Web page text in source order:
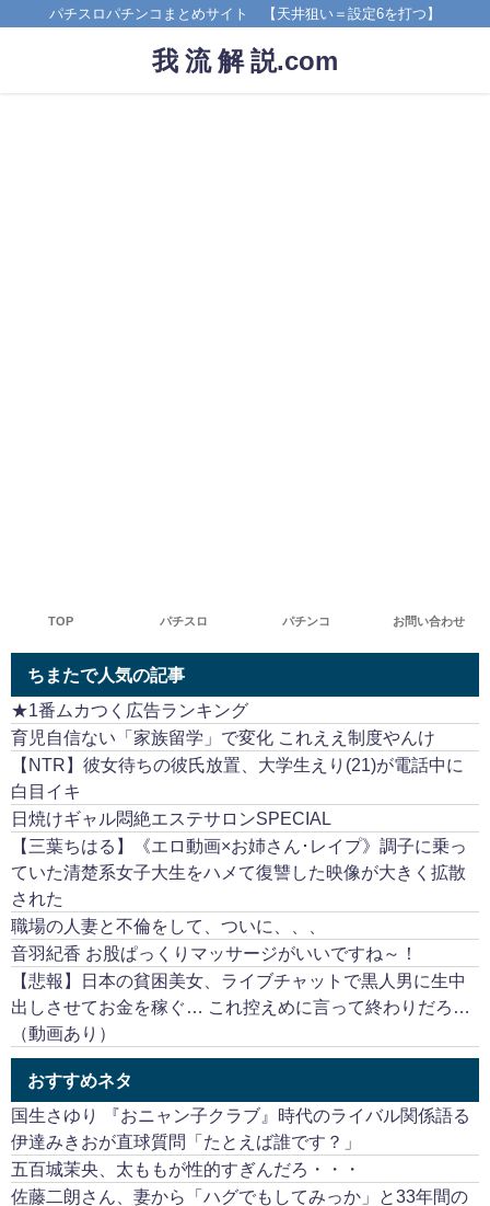
パチスロパチンコまとめサイト 【天井狙い＝設定6を打つ】
我 流 解 説.com
TOP パチスロ パチンコ お問い合わせ
ちまたで人気の記事
★1番ムカつく広告ランキング
育児自信ない「家族留学」で変化 これええ制度やんけ
【NTR】彼女待ちの彼氏放置、大学生えり(21)が電話中に
白目イキ
日焼けギャル悶絶エステサロンSPECIAL
【三葉ちはる】《エロ動画×お姉さん･レイプ》調子に乗っ
ていた清楚系女子大生をハメて復讐した映像が大きく拡散
された
職場の人妻と不倫をして、ついに、、、
音羽紀香 お股ぱっくりマッサージがいいですね～！
【悲報】日本の貧困美女、ライブチャットで黒人男に生中
出しさせてお金を稼ぐ… これ控えめに言って終わりだろ…
（動画あり）
おすすめネタ
国生さゆり 『おニャン子クラブ』時代のライバル関係語る
伊達みきおが直球質問「たとえば誰です？」
五百城茉央、太ももが性的すぎんだろ・・・
佐藤二朗さん、妻から「ハグでもしてみっか」と33年間の